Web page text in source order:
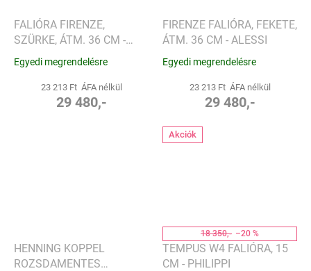
FALIÓRA FIRENZE,
SZÜRKE, ÁTM. 36 CM -
ALESSI
Egyedi megrendelésre
23 213 Ft ÁFA nélkül
29 480,-
FIRENZE FALIÓRA, FEKETE,
ÁTM. 36 CM - ALESSI
Egyedi megrendelésre
23 213 Ft ÁFA nélkül
29 480,-
HENNING KOPPEL
ROZSDAMENTES
Akciók
18 350,- –20 %
TEMPUS W4 FALIÓRA, 15
CM - PHILIPPI